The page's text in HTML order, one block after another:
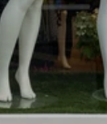
R
Z
A